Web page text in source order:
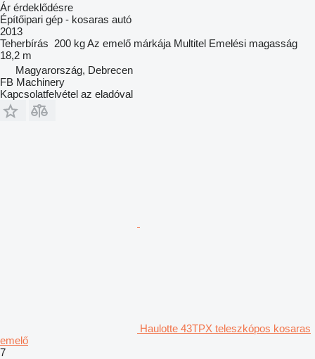
Ár érdeklődésre
Építőipari gép - kosaras autó
2013
Teherbírás 200 kgAz emelő márkája Multitel Emelési magasság
18,2 m
Magyarország, Debrecen
FB Machinery
Kapcsolatfelvétel az eladóval
Haulotte 43TPX teleszkópos kosaras
emelő
7